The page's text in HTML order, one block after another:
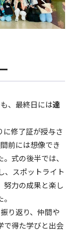
、最終日には達
に修了証が授与さ
前には想像でき
式の後半では、
、スポットライト
努力の成果と楽し
り返り、仲間や
で得た学びと出会